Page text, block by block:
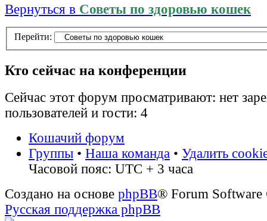
Вернуться в Советы по здоровью кошек
Перейти:
Кто сейчас на конференции
Сейчас этот форум просматривают: нет
пользователей и гости: 4
Кошачий форум
Группы • Наша команда • Удалить
Часовой пояс: UTC + 3 часа
Создано на основе phpBB® Forum
Русская поддержка phpBB